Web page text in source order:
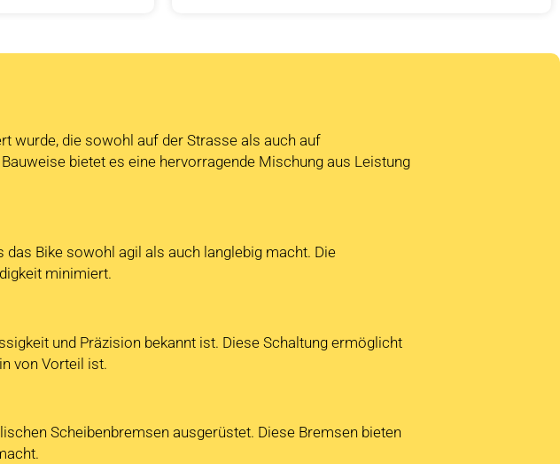
wurde, die sowohl auf der Strasse als auch auf
bietet es eine hervorragende Mischung aus Leistung
Bike sowohl agil als auch langlebig macht. Die
minimiert.
und Präzision bekannt ist. Diese Schaltung ermöglicht
von Vorteil ist.
Scheibenbremsen ausgerüstet. Diese Bremsen bieten